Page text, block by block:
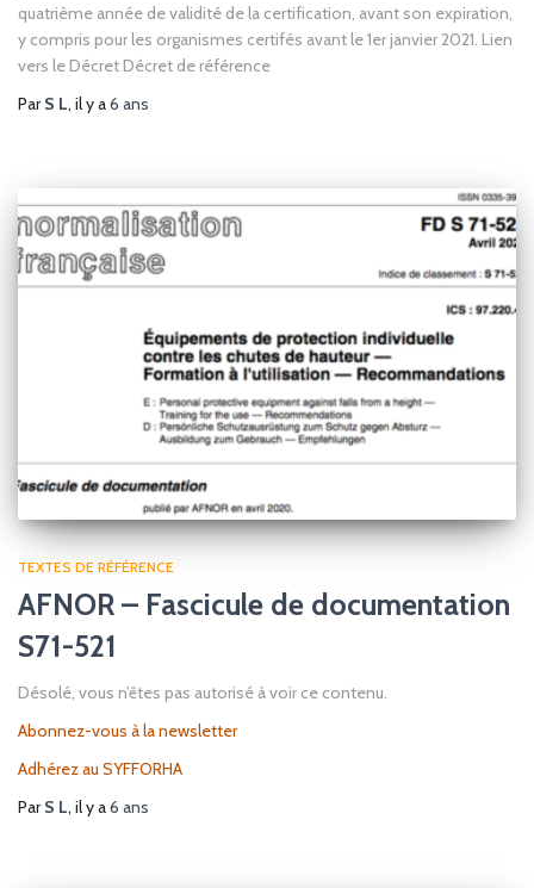
quatrième année de validité de la certification, avant son expiration,
y compris pour les organismes certifés avant le 1er janvier 2021. Lien
vers le Décret Décret de référence
ParS L, il y a6 ans
TEXTES DE RÉFÉRENCE
AFNOR – Fascicule de documentation
S71-521
Désolé, vous n’êtes pas autorisé à voir ce contenu.
Abonnez-vous à la newsletter
Adhérez au SYFFORHA
ParS L, il y a6 ans